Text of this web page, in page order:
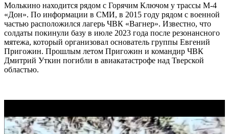
Молькино находится рядом с Горячим Ключом у трассы М-4
«Дон». По информации в СМИ, в 2015 году рядом с военной
частью расположился лагерь ЧВК «Вагнер». Известно, что
солдаты покинули базу в июле 2023 года после резонансного
мятежа, который организовал основатель группы Евгений
Пригожин. Прошлым летом Пригожин и командир ЧВК
Дмитрий Уткин погибли в авиакатастрофе над Тверской
областью.